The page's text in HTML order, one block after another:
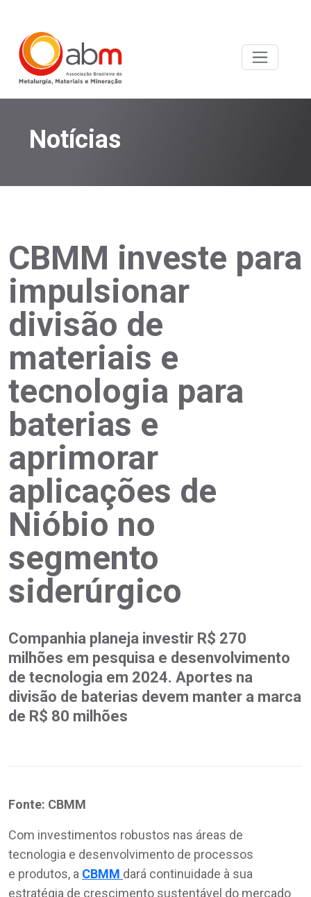
Notícias
CBMM investe para
impulsionar
divisão de
materiais e
tecnologia para
baterias e
aprimorar
aplicações de
Nióbio no
segmento
siderúrgico
Companhia planeja investir R$ 270
milhões em pesquisa e desenvolvimento
de tecnologia em 2024. Aportes na
divisão de baterias devem manter a marca
de R$ 80 milhões
Fonte: CBMM
Com investimentos robustos nas áreas de
tecnologia e desenvolvimento de processos
e produtos, a CBMM dará continuidade à sua
estratégia de crescimento sustentável do mercado